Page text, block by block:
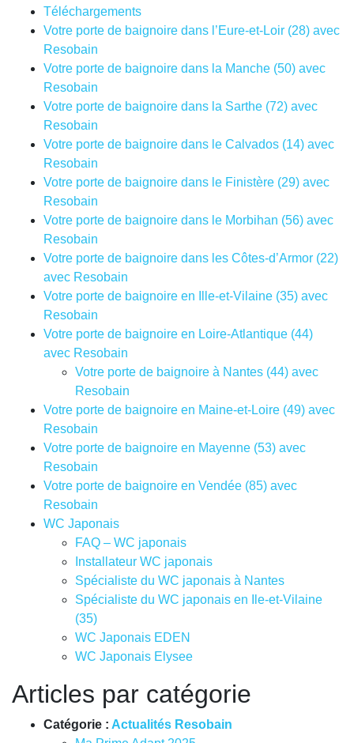
Téléchargements
Votre porte de baignoire dans l’Eure-et-Loir (28) avec
Resobain
Votre porte de baignoire dans la Manche (50) avec
Resobain
Votre porte de baignoire dans la Sarthe (72) avec
Resobain
Votre porte de baignoire dans le Calvados (14) avec
Resobain
Votre porte de baignoire dans le Finistère (29) avec
Resobain
Votre porte de baignoire dans le Morbihan (56) avec
Resobain
Votre porte de baignoire dans les Côtes-d’Armor (22)
avec Resobain
Votre porte de baignoire en Ille-et-Vilaine (35) avec
Resobain
Votre porte de baignoire en Loire-Atlantique (44)
avec Resobain
Votre porte de baignoire à Nantes (44) avec
Resobain
Votre porte de baignoire en Maine-et-Loire (49) avec
Resobain
Votre porte de baignoire en Mayenne (53) avec
Resobain
Votre porte de baignoire en Vendée (85) avec
Resobain
WC Japonais
FAQ – WC japonais
Installateur WC japonais
Spécialiste du WC japonais à Nantes
Spécialiste du WC japonais en Ile-et-Vilaine
(35)
WC Japonais EDEN
WC Japonais Elysee
Articles par catégorie
Catégorie : Actualités Resobain